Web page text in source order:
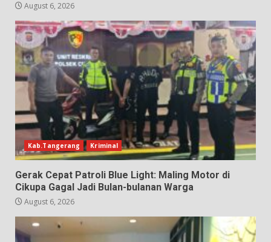
August 6, 2026
Kab.Tangerang Kriminal
Gerak Cepat Patroli Blue Light: Maling Motor di
Cikupa Gagal Jadi Bulan-bulanan Warga
August 6, 2026